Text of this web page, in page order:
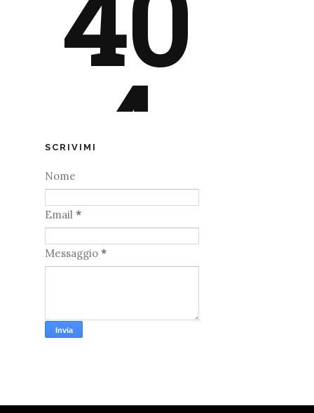
SCRIVIMI
Nome
Email *
Messaggio *